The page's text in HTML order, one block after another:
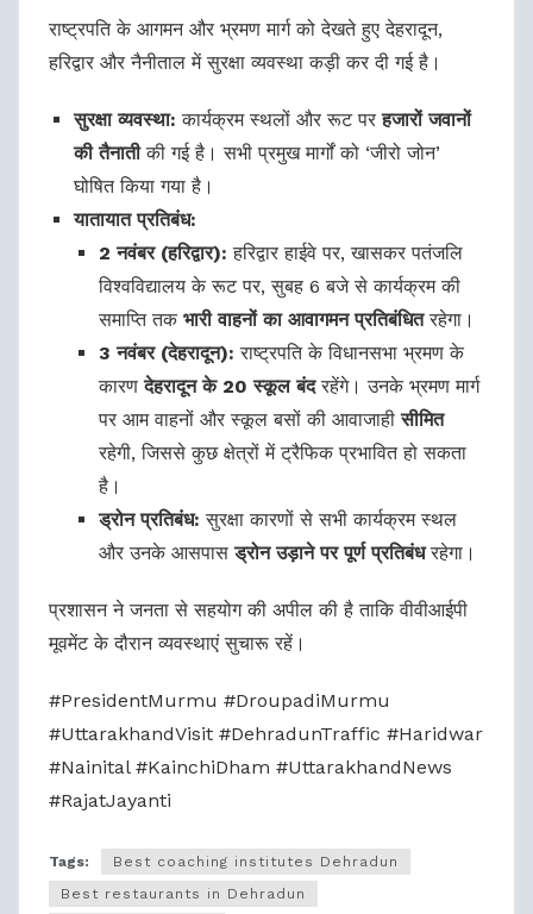
राष्ट्रपति के आगमन और भ्रमण मार्ग को देखते हुए देहरादून,
हरिद्वार और नैनीताल में सुरक्षा व्यवस्था कड़ी कर दी गई है।
सुरक्षा व्यवस्था: कार्यक्रम स्थलों और रूट परहजारों जवानों
की तैनातीकी गई है। सभी प्रमुख मार्गों को ‘जीरो जोन’
घोषित किया गया है।
यातायात प्रतिबंध:
2 नवंबर (हरिद्वार): हरिद्वार हाईवे पर, खासकर पतंजलि
विश्वविद्यालय के रूट पर, सुबह 6 बजे से कार्यक्रम की
समाप्ति तक भारी वाहनों का आवागमन प्रतिबंधितरहेगा।
3 नवंबर (देहरादून): राष्ट्रपति के विधानसभा भ्रमण के
कारणदेहरादून के 20 स्कूल बंदरहेंगे। उनके भ्रमण मार्ग
पर आम वाहनों और स्कूल बसों की आवाजाहीसीमित
रहेगी, जिससे कुछ क्षेत्रों में ट्रैफिक प्रभावित हो सकता
है।
ड्रोन प्रतिबंध: सुरक्षा कारणों से सभी कार्यक्रम स्थल
और उनके आसपासड्रोन उड़ाने पर पूर्ण प्रतिबंधरहेगा।
प्रशासन ने जनता से सहयोग की अपील की है ताकि वीवीआईपी
मूवमेंट के दौरान व्यवस्थाएं सुचारू रहें।
#PresidentMurmu #DroupadiMurmu
#UttarakhandVisit #DehradunTraffic #Haridwar
#Nainital #KainchiDham #UttarakhandNews
#RajatJayanti
Tags:
Best coaching institutes Dehradun
Best restaurants in Dehradun